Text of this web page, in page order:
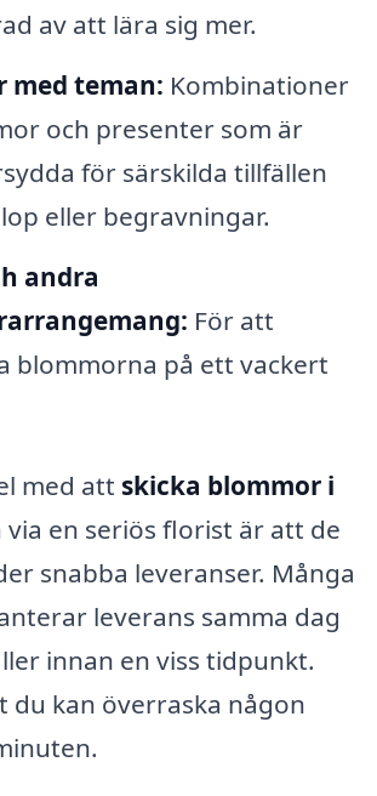
av att lära sig mer.
med teman: Kombinationer
och presenter som är
för särskilda tillfällen
eller begravningar.
andra
För att
blommorna på ett vackert
med att skicka blommor i
via en seriös florist är att de
snabba leveranser. Många
leverans samma dag
innan en viss tidpunkt.
du kan överraska någon